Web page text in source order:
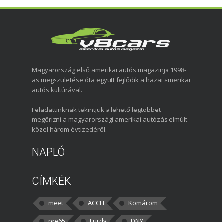
Magyarország első amerikai autós magazinja 1998-
as megszületése óta együtt fejlődik a hazai amerikai
autós kultúrával.
Feladatunknak tekintjük a lehető legtöbbet
megőrizni a magyarországi amerikai autózás elmúlt
közel három évtizedéről.
NAPLÓ
CÍMKÉK
meet ACCH
Komárom